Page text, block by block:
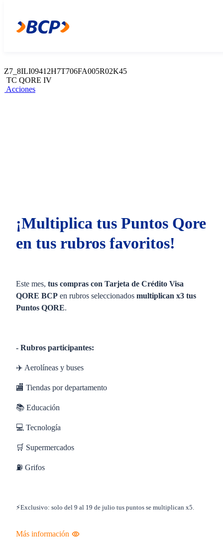
Acciones
Z7_8ILI09412H7T706FA005R02K45
TC QORE IV
Acciones
¡Multiplica tus Puntos Qore
en tus rubros favoritos!
Este mes, tus compras con Tarjeta de Crédito Visa
QORE BCP en rubros seleccionados multiplican x3 tus
Puntos QORE.
- Rubros participantes:
✈️ Aerolíneas y buses
🏬 Tiendas por departamento
📚 Educación
💻 Tecnología
🛒 Supermercados
⛽ Grifos
⚡Exclusivo: solo del 9 al 19 de julio tus puntos se multiplican x5.
Más información